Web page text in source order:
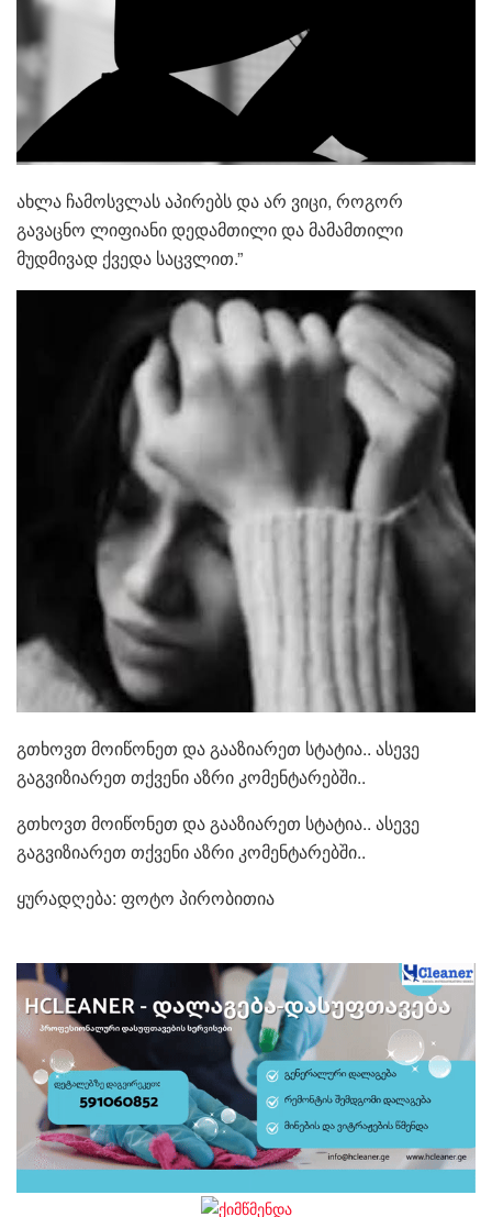
ახლა ჩამოსვლას აპირებს და არ ვიცი, როგორ
გავაცნო ლიფიანი დედამთილი და მამამთილი
მუდმივად ქვედა საცვლით.”
გთხოვთ მოიწონეთ და გააზიარეთ სტატია.. ასევე
გაგვიზიარეთ თქვენი აზრი კომენტარებში..
გთხოვთ მოიწონეთ და გააზიარეთ სტატია.. ასევე
გაგვიზიარეთ თქვენი აზრი კომენტარებში..
ყურადღება: ფოტო პირობითია